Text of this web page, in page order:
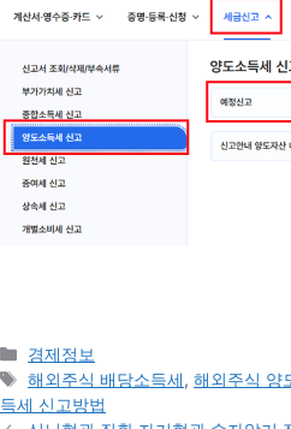
Categories
경제정보
Tags
해외주식 배당소득세,해외주식 양
득세 신고방법